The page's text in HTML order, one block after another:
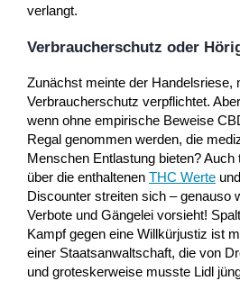
verlangt.
Verbraucherschutz oder
Zunächst meinte der Handelsriese,
Verbraucherschutz verpflichtet.
wenn ohne empirische Beweise
Regal genommen werden, die
Menschen Entlastung bieten? Auch
über die enthaltenen THC Werte
Discounter streiten sich – genauso
Verbote und Gängelei vorsieht!
Kampf gegen eine Willkürjustiz ist
einer Staatsanwaltschaft, die von
und groteskerweise musste Lidl